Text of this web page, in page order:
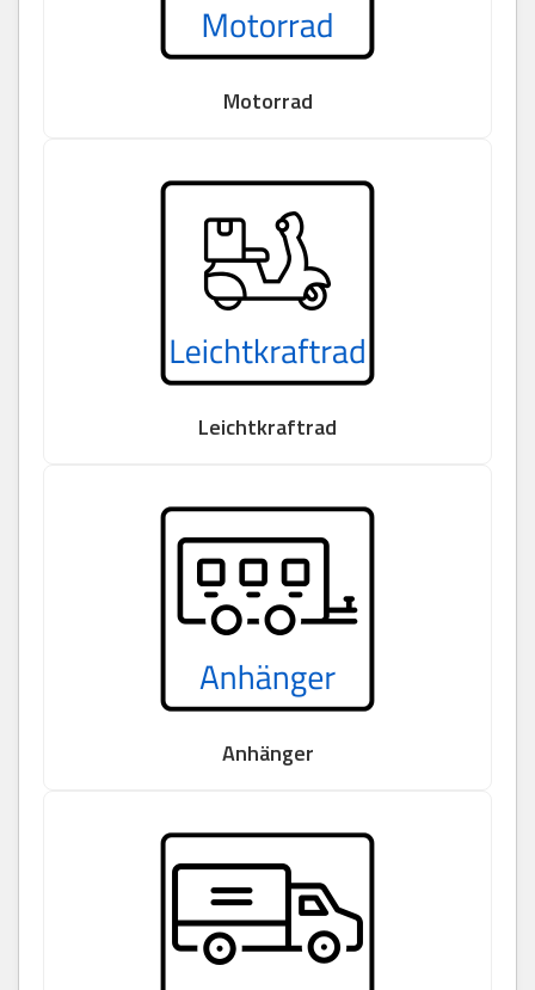
Motorrad
Leichtkraftrad
Anhänger